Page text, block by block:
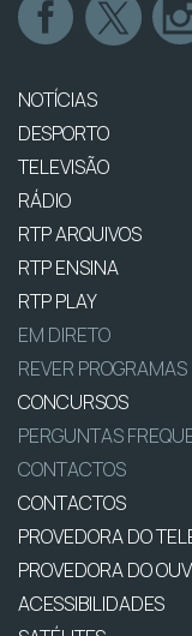
NOTÍCIAS
DESPORTO
TELEVISÃO
RÁDIO
RTP ARQUIVOS
RTP ENSINA
RTP PLAY
EM DIRETO
REVER PROGRAMAS
CONCURSOS
PERGUNTAS
CONTACTOS
CONTACTOS
PROVEDORA DO
PROVEDORA DO
ACESSIBILIDADES